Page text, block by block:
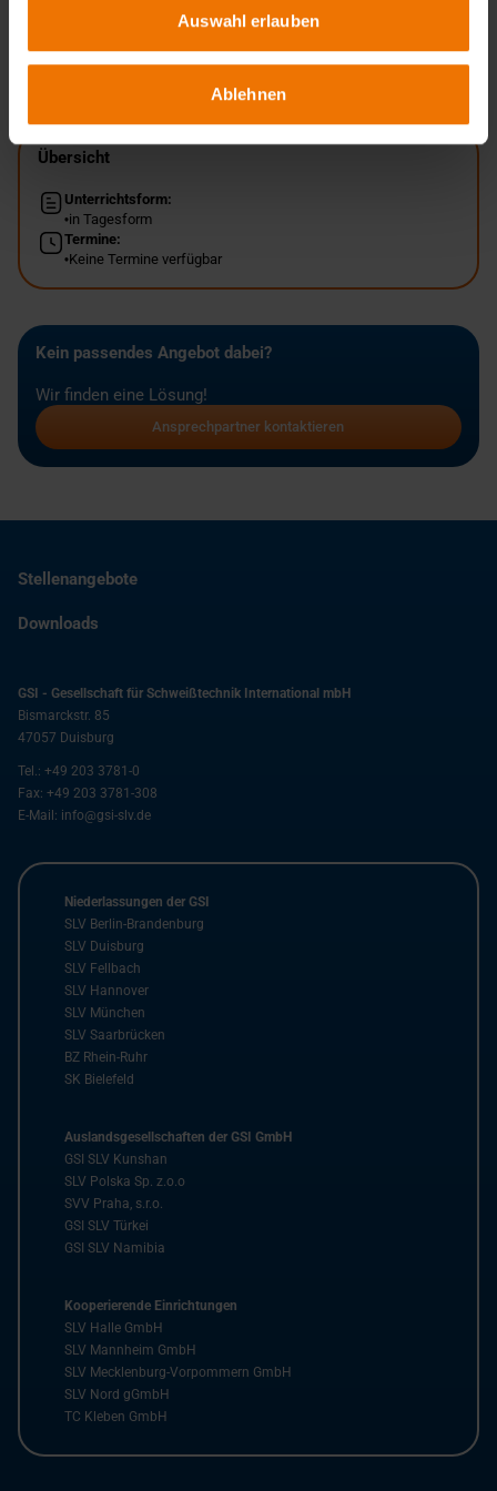
Auswahl erlauben
Ablehnen
Zurück
Übersicht
Unterrichtsform:
in Tagesform
Termine:
Keine Termine verfügbar
Kein passendes Angebot dabei?
Wir finden eine Lösung!
Ansprechpartner kontaktieren
Stellenangebote
Downloads
GSI - Gesellschaft für Schweißtechnik International mbH
Bismarckstr. 85
47057 Duisburg
Tel.: +49 203 3781-0
Fax: +49 203 3781-308
E-Mail: info@gsi-slv.de
Niederlassungen der GSI
SLV Berlin-Brandenburg
SLV Duisburg
SLV Fellbach
SLV Hannover
SLV München
SLV Saarbrücken
BZ Rhein-Ruhr
SK Bielefeld
Auslandsgesellschaften der GSI GmbH
GSI SLV Kunshan
SLV Polska Sp. z.o.o
SVV Praha, s.r.o.
GSI SLV Türkei
GSI SLV Namibia
Kooperierende Einrichtungen
SLV Halle GmbH
SLV Mannheim GmbH
SLV Mecklenburg-Vorpommern GmbH
SLV Nord gGmbH
TC Kleben GmbH